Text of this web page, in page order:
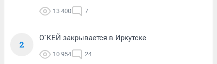
13 400 7
2
О`КЕЙ закрывается в Иркутске
10 954 24